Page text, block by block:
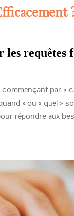
les requêtes
commençant par «
» ou « quel »
répondre aux